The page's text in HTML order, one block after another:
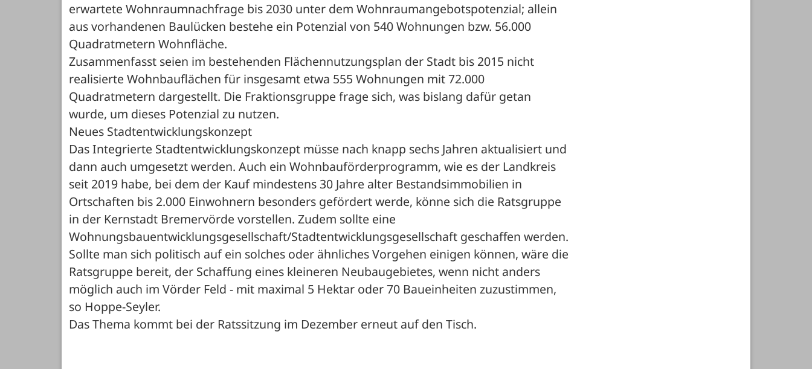
erwartete Wohnraumnachfrage bis 2030 unter dem Wohnraumangebotspotenzial; allein
aus vorhandenen Baulücken bestehe ein Potenzial von 540 Wohnungen bzw. 56.000
Quadratmetern Wohnfläche.
Zusammenfasst seien im bestehenden Flächennutzungsplan der Stadt bis 2015 nicht
realisierte Wohnbauflächen für insgesamt etwa 555 Wohnungen mit 72.000
Quadratmetern dargestellt. Die Fraktionsgruppe frage sich, was bislang dafür getan
wurde, um dieses Potenzial zu nutzen.
Neues Stadtentwicklungskonzept
Das Integrierte Stadtentwicklungskonzept müsse nach knapp sechs Jahren aktualisiert und
dann auch umgesetzt werden. Auch ein Wohnbauförderprogramm, wie es der Landkreis
seit 2019 habe, bei dem der Kauf mindestens 30 Jahre alter Bestandsimmobilien in
Ortschaften bis 2.000 Einwohnern besonders gefördert werde, könne sich die Ratsgruppe
in der Kernstadt Bremervörde vorstellen. Zudem sollte eine
Wohnungsbauentwicklungsgesellschaft/Stadtentwicklungsgesellschaft geschaffen werden.
Sollte man sich politisch auf ein solches oder ähnliches Vorgehen einigen können, wäre die
Ratsgruppe bereit, der Schaffung eines kleineren Neubaugebietes, wenn nicht anders
möglich auch im Vörder Feld - mit maximal 5 Hektar oder 70 Baueinheiten zuzustimmen,
so Hoppe-Seyler.
Das Thema kommt bei der Ratssitzung im Dezember erneut auf den Tisch.